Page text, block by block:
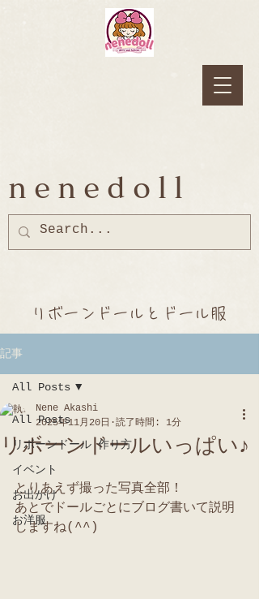
nenedoll
リボーンドールとドール服
記事
All Posts
リボーンドール 作り方
イベント
お出かけ
お洋服
All Posts
リボーンドールいっぱい♪
Nene Akashi
2025年11月20日
読了時間: 1分
とりあえず撮った写真全部！
あとでドールごとにブログ書いて説明
しますね(^^)